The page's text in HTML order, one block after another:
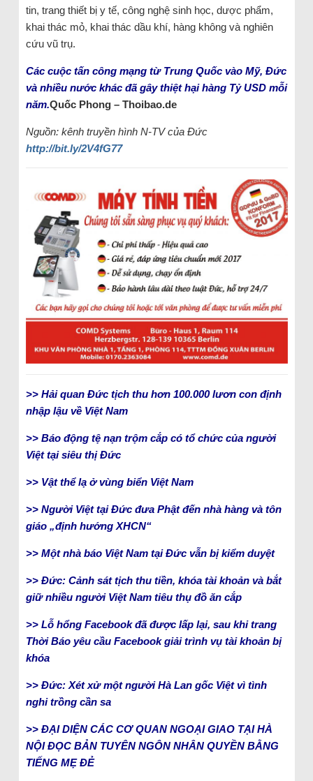
tin, trang thiết bị y tế, công nghệ sinh học, dược phẩm,
khai thác mỏ, khai thác dầu khí, hàng không và nghiên
cứu vũ trụ.
Các cuộc tấn công mạng từ Trung Quốc vào Mỹ, Đức
và nhiều nước khác đã gây thiệt hại hàng Tỷ USD mỗi
năm.Quốc Phong – Thoibao.de
Nguồn: kênh truyền hình N-TV của Đức
http://bit.ly/2V4fG77
>> Hải quan Đức tịch thu hơn 100.000 lươn con định
nhập lậu về Việt Nam
>> Báo động tệ nạn trộm cắp có tổ chức của người
Việt tại siêu thị Đức
>> Vật thể lạ ở vùng biển Việt Nam
>> Người Việt tại Đức đưa Phật đến nhà hàng và tôn
giáo „định hướng XHCN“
>> Một nhà báo Việt Nam tại Đức vẫn bị kiểm duyệt
>> Đức: Cảnh sát tịch thu tiền, khóa tài khoản và bắt
giữ nhiều người Việt Nam tiêu thụ đồ ăn cắp
>> Lỗ hổng Facebook đã được lấp lại, sau khi trang
Thời Báo yêu cầu Facebook giải trình vụ tài khoản bị
khóa
>> Đức: Xét xử một người Hà Lan gốc Việt vì tình
nghi trồng cần sa
>> ĐẠI DIỆN CÁC CƠ QUAN NGOẠI GIAO TẠI HÀ
NỘI ĐỌC BẢN TUYÊN NGÔN NHÂN QUYỀN BẰNG
TIẾNG MẸ ĐẺ